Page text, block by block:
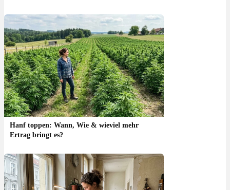
Hanf toppen: Wann, Wie & wieviel mehr
Ertrag bringt es?